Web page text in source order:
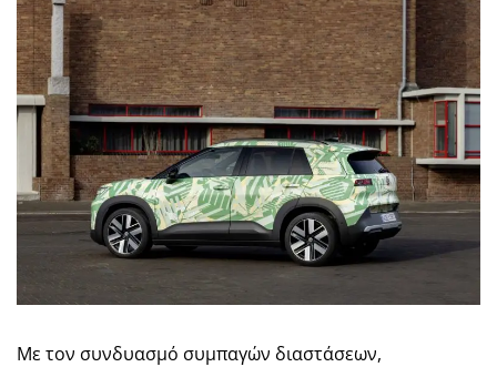
Με τον συνδυασμό συμπαγών διαστάσεων,